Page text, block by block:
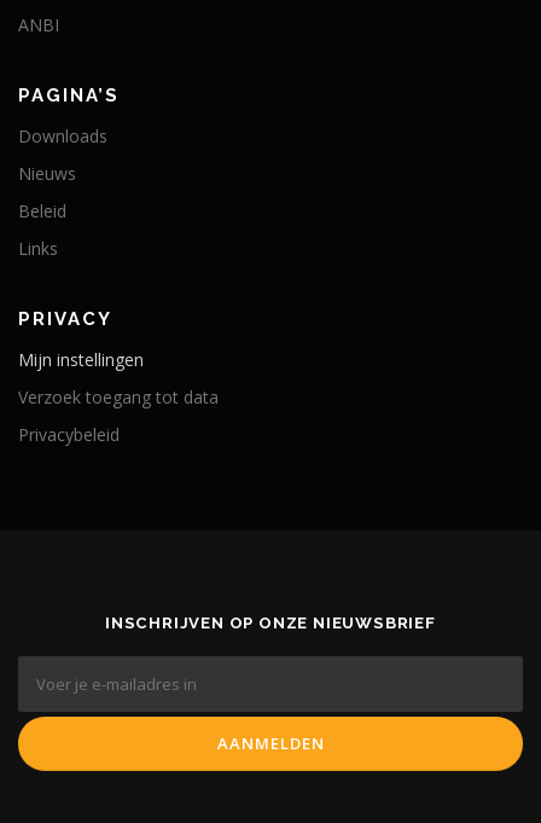
ANBI
PAGINA’S
Downloads
Nieuws
Beleid
Links
PRIVACY
Mijn instellingen
Verzoek toegang tot data
Privacybeleid
INSCHRIJVEN OP ONZE NIEUWSBRIEF